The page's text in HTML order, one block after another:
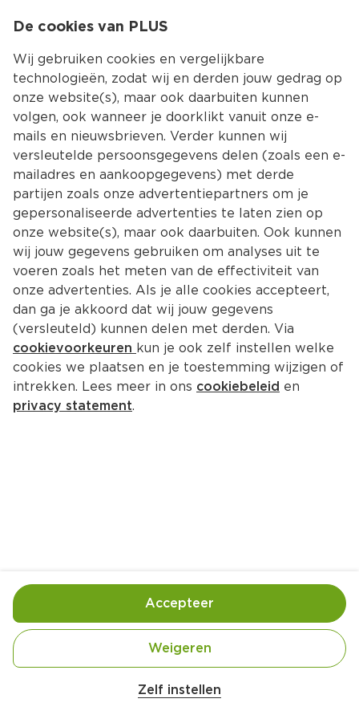
Kies jouw
Terug Producten
PLUS Glutenvrije spaghetti
Per Zak 500 g  (per kilo €2.98)
Handige informatie over dit product
De cookies van PLUS
Wij gebruiken cookies en vergelijkbare
technologieën, zodat wij en derden jouw gedrag op
onze website(s), maar ook daarbuiten kunnen
volgen, ook wanneer je doorklikt vanuit onze e-
mails en nieuwsbrieven. Verder kunnen wij
versleutelde persoonsgegevens delen (zoals een e-
mailadres en aankoopgegevens) met derde
partijen zoals onze advertentiepartners om je
gepersonaliseerde advertenties te laten zien op
onze website(s), maar ook daarbuiten. Ook kunnen
wij jouw gegevens gebruiken om analyses uit te
voeren zoals het meten van de effectiviteit van
onze advertenties. Als je alle cookies accepteert,
dan ga je akkoord dat wij jouw gegevens
(versleuteld) kunnen delen met derden. Via
cookievoorkeuren kun je ook zelf instellen welke
cookies we plaatsen en je toestemming wijzigen of
intrekken. Lees meer in ons cookiebeleid en
privacy statement.
Zelf instellen
Weigeren
Accepteer